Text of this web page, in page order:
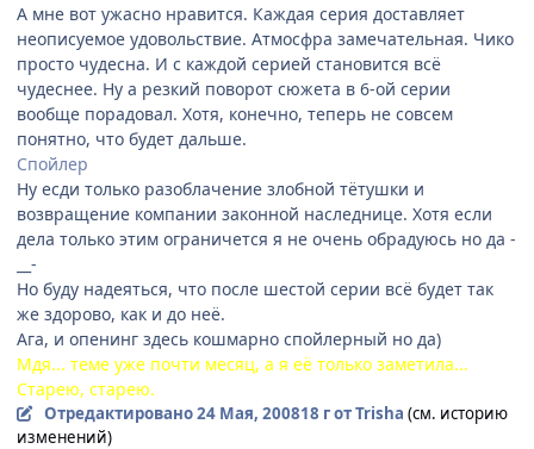
А мне вот ужасно нравится. Каждая серия доставляет
неописуемое удовольствие. Атмосфра замечательная. Чико
просто чудесна. И с каждой серией становится всё
чудеснее. Ну а резкий поворот сюжета в 6-ой серии
вообще порадовал. Хотя, конечно, теперь не совсем
понятно, что будет дальше.
Спойлер
Ну есди только разоблачение злобной тётушки и
возвращение компании законной наследнице. Хотя если
дела только этим ограничется я не очень обрадуюсь но да -
__-
Но буду надеяться, что после шестой серии всё будет так
же здорово, как и до неё.
Ага, и опенинг здесь кошмарно спойлерный но да)
Мдя... теме уже почти месяц, а я её только заметила...
Старею, старею.
Отредактировано24 Мая, 200818 гот Trisha (см. историю
изменений)